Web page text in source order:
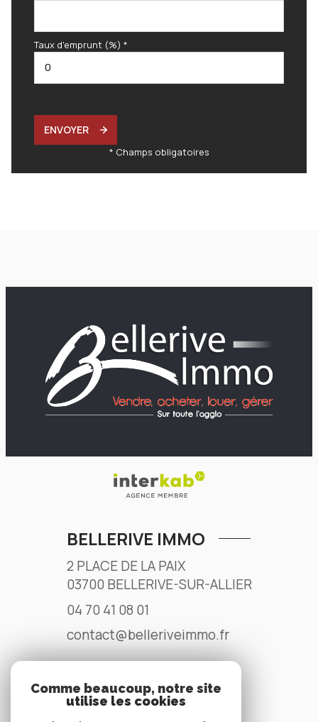
Taux d'emprunt (%) *
ENVOYER
* Champs obligatoires
BELLERIVE IMMO
2 PLACE DE LA PAIX
03700 BELLERIVE-SUR-ALLIER
04 70 41 08 01
contact@belleriveimmo.fr
NOS RÉSEAUX
Comme beaucoup, notre site
utilise les cookies